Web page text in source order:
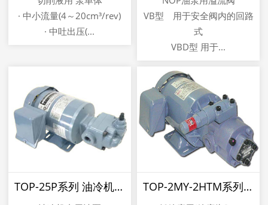
· 中小流量(4～20cm³/rev)
· 中吐出压(...
VB型 用于安全阀内的回路
式
VBD型 用于...
TOP-25P系列 油冷机用NOP油泵 TOP-2MY-2HTM系列 低粘度油用NOP油泵